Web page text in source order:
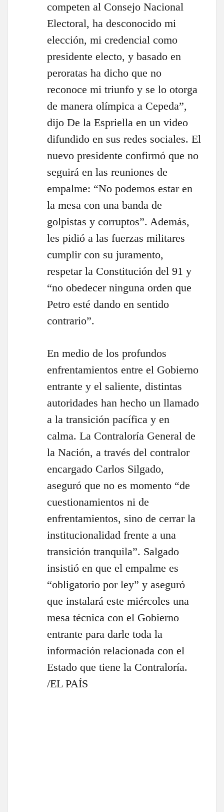
competen al Consejo Nacional
Electoral, ha desconocido mi
elección, mi credencial como
presidente electo, y basado en
peroratas ha dicho que no
reconoce mi triunfo y se lo otorga
de manera olímpica a Cepeda”,
dijo De la Espriella en un video
difundido en sus redes sociales. El
nuevo presidente confirmó que no
seguirá en las reuniones de
empalme: “No podemos estar en
la mesa con una banda de
golpistas y corruptos”. Además,
les pidió a las fuerzas militares
cumplir con su juramento,
respetar la Constitución del 91 y
“no obedecer ninguna orden que
Petro esté dando en sentido
contrario”.
En medio de los profundos
enfrentamientos entre el Gobierno
entrante y el saliente, distintas
autoridades han hecho un llamado
a la transición pacífica y en
calma. La Contraloría General de
la Nación, a través del contralor
encargado Carlos Silgado,
aseguró que no es momento “de
cuestionamientos ni de
enfrentamientos, sino de cerrar la
institucionalidad frente a una
transición tranquila”. Salgado
insistió en que el empalme es
“obligatorio por ley” y aseguró
que instalará este miércoles una
mesa técnica con el Gobierno
entrante para darle toda la
información relacionada con el
Estado que tiene la Contraloría.
/EL PAÍS